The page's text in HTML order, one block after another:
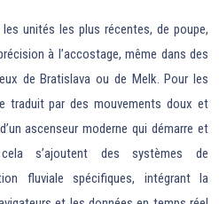
unités les plus récentes, de poupe,
à l’accostage, même dans des
de Bratislava ou de Melk. Pour les
traduit par des mouvements doux et
ascenseur moderne qui démarre et
s’ajoutent des systèmes de
fluviale spécifiques, intégrant la